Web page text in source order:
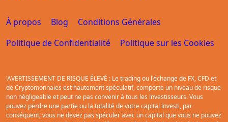
'AVERTISSEMENT DE RISQUE ÉLEVÉ : Le trading ou l'échange de FX, CFD et
de Cryptomonnaies est hautement spéculatif, comporte un niveau de risque
non négligeable et peut ne pas convenir à tous les investisseurs. Vous
pouvez perdre une partie ou la totalité de votre capital investi, par